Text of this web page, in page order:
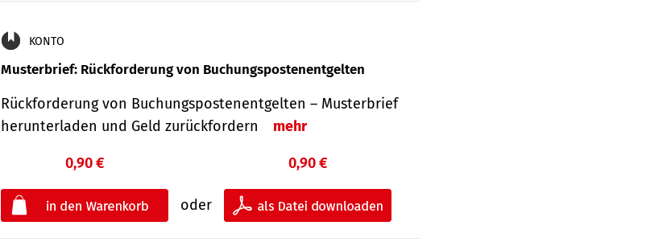
KONTO
Musterbrief: Rückforderung von Buchungspostenentgelten
Rückforderung von Buchungspostenentgelten – Musterbrief
herunterladen und Geld zurückfordern
mehr
0,90 €
oder
0,90 €